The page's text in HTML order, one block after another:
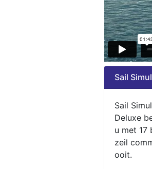
Sail
Sail
Deluxe
u met 17
zeil
ooit.